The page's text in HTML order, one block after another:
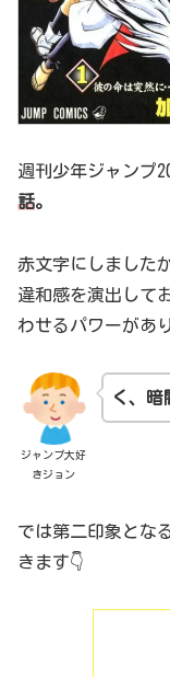
週刊少年ジャンプ
話。
赤文字にしました
違和感を演出して
わせるパワーがあ
ジャンプ大好
きジョン
く、
では第二印象とな
きます👇